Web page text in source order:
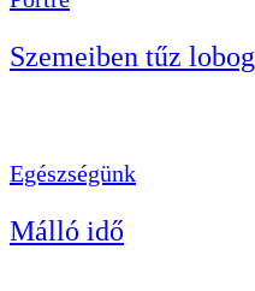
Szemeiben tűz lobog
Egészségünk
Málló idő